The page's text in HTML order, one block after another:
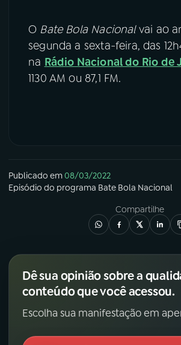
O Bate Bola Nacionalvai ao
segunda a sexta-feira, das
na Rádio Nacional do Rio de
1130 AM ou 87,1 FM.
Publicado em08/03/2022
Episódio do programa Bate Bola Nacional
Compartilhe
Dê sua opinião sobre a
conteúdo que você acessou.
Escolha sua manifestação em